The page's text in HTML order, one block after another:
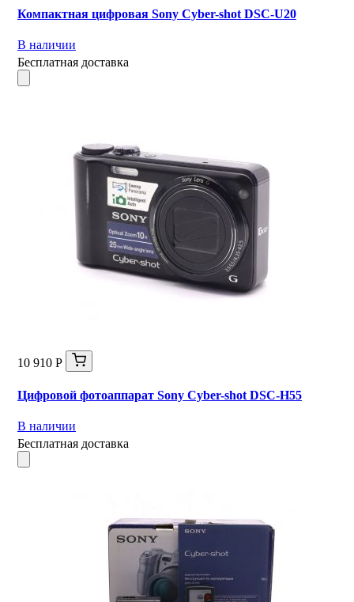
Компактная цифровая Sony Cyber-shot DSC-U20
В наличии
Бесплатная доставка
10 910 Р
Цифровой фотоаппарат Sony Cyber-shot DSC-H55
В наличии
Бесплатная доставка